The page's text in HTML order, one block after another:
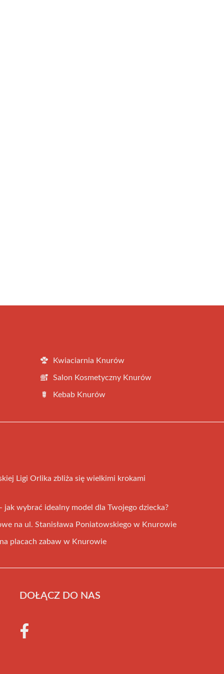
Kwiaciarnia Knurów
Salon Kosmetyczny Knurów
Kebab Knurów
Ligi Orlika zbliża się wielkimi krokami
jak wybrać idealny model dla Twojego dziecka?
na ul. Stanisława Poniatowskiego w Knurowie
placach zabaw w Knurowie
DOŁĄCZ DO NAS